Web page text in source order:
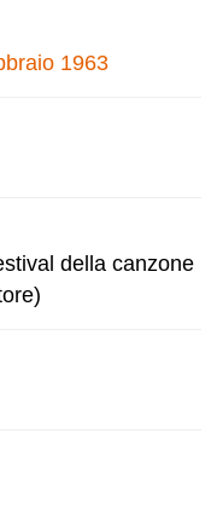
1963
della canzone